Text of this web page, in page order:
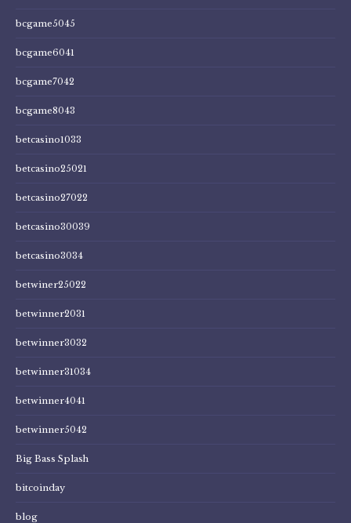
bcgame5045
bcgame6041
bcgame7042
bcgame8043
betcasino1033
betcasino25021
betcasino27022
betcasino30039
betcasino3034
betwiner25022
betwinner2031
betwinner3032
betwinner31034
betwinner4041
betwinner5042
Big Bass Splash
bitcoinday
blog